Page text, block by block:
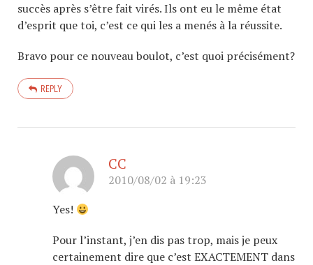
succès après s’être fait virés. Ils ont eu le même état
d’esprit que toi, c’est ce qui les a menés à la réussite.
Bravo pour ce nouveau boulot, c’est quoi précisément?
REPLY
CC
2010/08/02 à 19:23
Yes!
Pour l’instant, j’en dis pas trop, mais je peux
certainement dire que c’est EXACTEMENT dans